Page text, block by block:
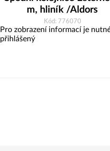
m, hliník /Aldors
Kód: 776070
Pro zobrazení informací je
přihlášený